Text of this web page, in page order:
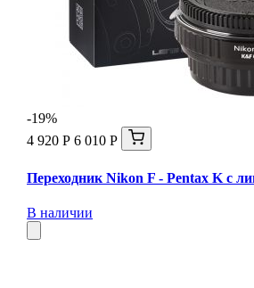
-19%
4 920 Р 6 010 Р
Переходник Nikon F - Pentax K с
В наличии